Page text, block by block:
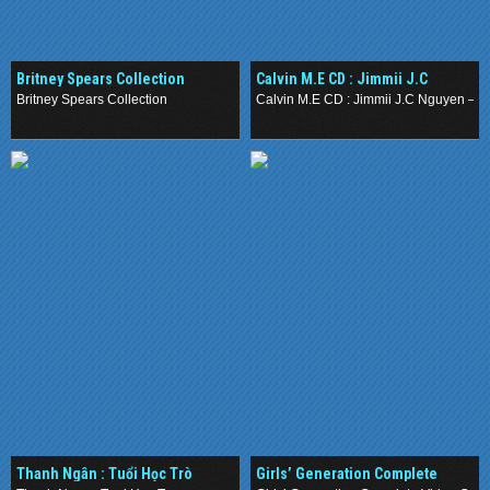
Britney Spears Collection
Britney Spears Collection
Calvin M.E CD : Jimmii J.C
Nguyễn – Vĩnh Biệt Màu Xanh
Calvin M.E CD : Jimmii J.C Nguyen –
Thanh Ngân : Tuổi Học Trò
Girls’ Generation Complete